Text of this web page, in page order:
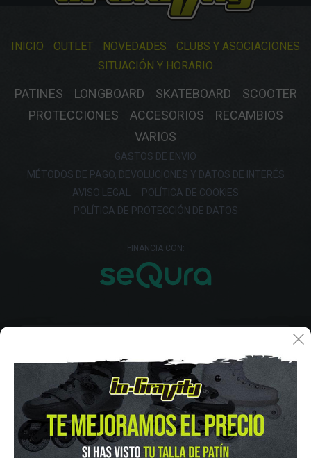
INICIO OUTLET NOVEDADES
CLUBS Y ASOCIACIONES
SITUACIÓN Y HORARIO
PATINES LONGBOARD SKATEBOARD
SCOOTER
PROTECCIONES
ACCESORIOS
RECAMBIOS
VARIOS
GASTOS DE ENVIO
MÉTODOS DE PAGO, DEVOLUCIONES Y DATOS DE INTERÉS
AVISO LEGAL
POLÍTICA DE COOKIES
POLÍTICA DE PROTECCIÓN DE DATOS
FINANCIA CON: